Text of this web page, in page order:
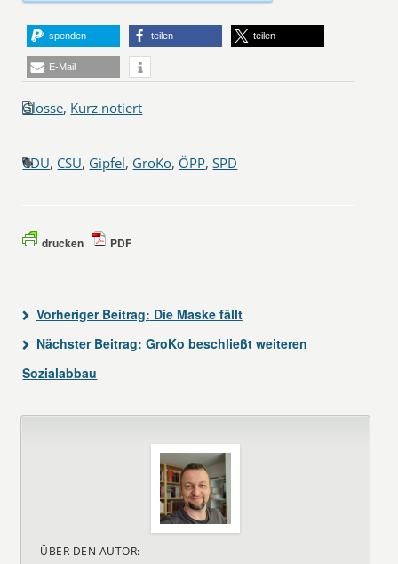
spenden teilen teilen
E-Mail
Glosse, Kurz notiert
CDU, CSU, Gipfel, GroKo, ÖPP,SPD
drucken PDF
Vorheriger Beitrag: Die Maske fällt
Nächster Beitrag: GroKo beschließt weiteren
Sozialabbau
ÜBER DEN AUTOR: